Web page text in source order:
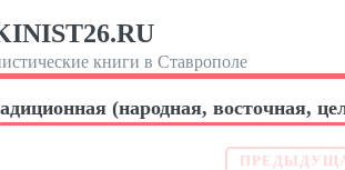
книги в Ставрополе
(народная, восточная,